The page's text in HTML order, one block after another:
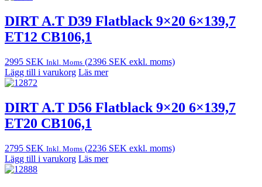
DIRT A.T D39 Flatblack 9×20 6×139,7
ET12 CB106,1
2995 SEK Inkl. Moms (2396 SEK exkl. moms)
Lägg till i varukorg Läs mer
DIRT A.T D56 Flatblack 9×20 6×139,7
ET20 CB106,1
2795 SEK Inkl. Moms (2236 SEK exkl. moms)
Lägg till i varukorg Läs mer